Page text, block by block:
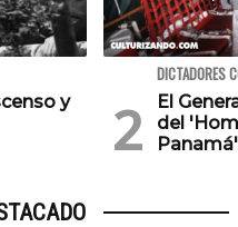
y
DICTADORES
El
del
Panamá'